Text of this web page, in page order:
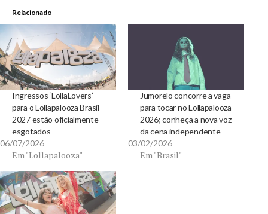
Relacionado
Ingressos ‘LollaLovers’
para o Lollapalooza Brasil
2027 estão oficialmente
esgotados
06/07/2026
Em "Lollapalooza"
Jumorelo concorre a vaga
para tocar no Lollapalooza
2026; conheça a nova voz
da cena independente
03/02/2026
Em "Brasil"